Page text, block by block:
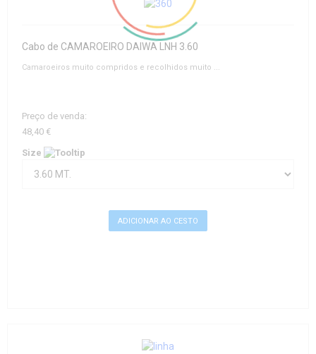
Cabo de CAMAROEIRO DAIWA LNH 3.60
Camaroeiros muito compridos e recolhidos muito ...
Preço de venda:
48,40 €
Size